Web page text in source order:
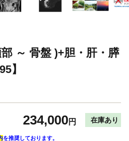
～ 骨盤 )+胆・肝・膵
】
234,000円 在庫あり
を推奨しております。